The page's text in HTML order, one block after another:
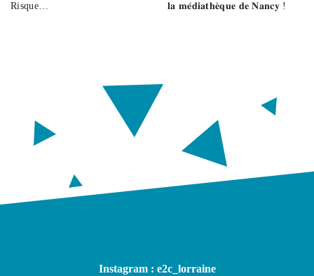
Risque…
𝐥𝐚 𝐦𝐞́𝐝𝐢𝐚𝐭𝐡𝐞̀𝐪𝐮𝐞 𝐝𝐞 𝐍𝐚𝐧𝐜𝐲 !
Instagram : e2c_lorraine